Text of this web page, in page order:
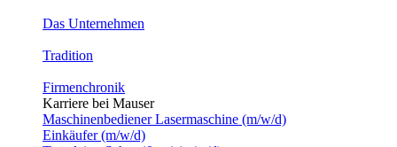
Das Unternehmen
Tradition
Firmenchronik
Karriere bei Mauser
Maschinenbediener Lasermaschine (m/w/d)
Einkäufer (m/w/d)